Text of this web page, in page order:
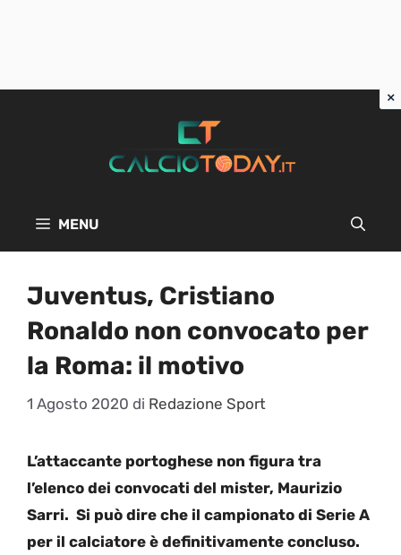
MENU
Juventus, Cristiano
Ronaldo non convocato per
la Roma: il motivo
1 Agosto 2020 di Redazione Sport
L’attaccante portoghese non figura tra
l’elenco dei convocati del mister, Maurizio
Sarri. Si può dire che il campionato di Serie A
per il calciatore è definitivamente concluso.